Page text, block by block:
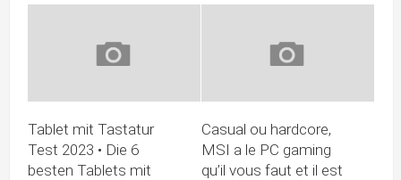
Tablet mit Tastatur
Test 2023 • Die 6
besten Tablets mit
Casual ou hardcore,
MSI a le PC gaming
qu’il vous faut et il est